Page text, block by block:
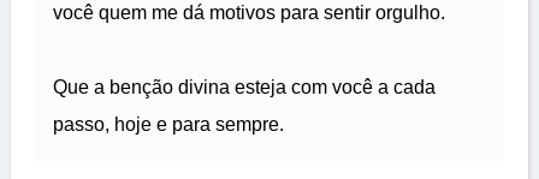
você quem me dá motivos para sentir orgulho.
Que a benção divina esteja com você a cada
passo, hoje e para sempre.